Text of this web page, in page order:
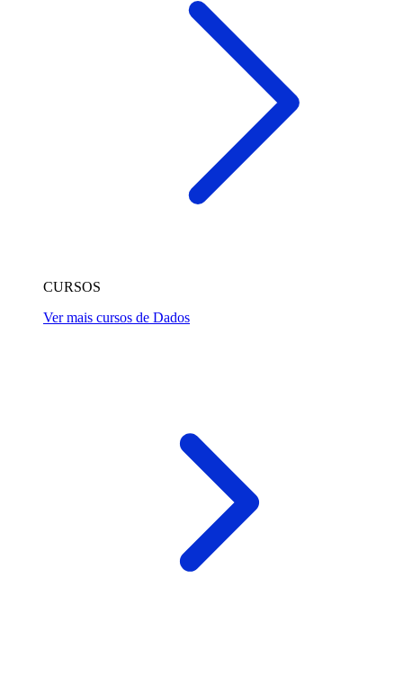
CURSOS
Ver mais cursos de Dados